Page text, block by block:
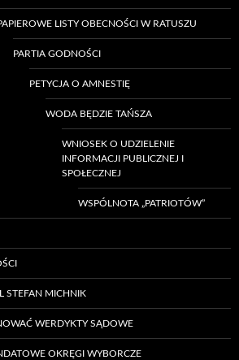
LISTY OBECNOŚCI W RATUSZU
PARTIA GODNOŚCI
PETYCJA O AMNESTIĘ
WODA BĘDZIE TAŃSZA
WNIOSEK O UDZIELENIE
INFORMACJI PUBLICZNEJ I
SPOŁECZNEJ
WSPÓLNOTA „PATRIOTÓW”
STEFAN MICHNIK
WERDYKTY SĄDOWE
OKRĘGI WYBORCZE